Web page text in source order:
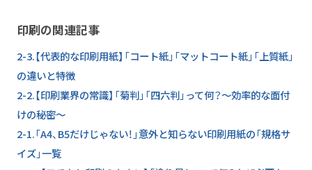
印刷の関連記事
2-3.【代表的な印刷用紙】「コート紙」「マットコート紙」「上質紙」
の違いと特徴
2-2.【印刷業界の常識】「菊判」「四六判」って何？～効率的な面付
けの秘密～
2-1.「A4、B5だけじゃない！」意外と知らない印刷用紙の「規格サ
イズ」一覧